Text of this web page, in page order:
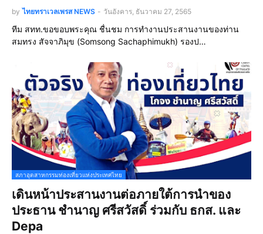
by ไทยทราเวลเพรส NEWS - วันอังคาร, ธันวาคม 27, 2565
ทีม สทท.ขอขอบพระคุณ ชื่นชม การทำงานประสานงานของท่าน
สมทรง สัจจาภิมุข (Somsong Sachaphimukh) รองป…
สภาอุตสาหกรรมท่องเที่ยวแห่งประเทศไทย
เดินหน้าประสานงานต่อภายใต้การนำของ
ประธาน ชำนาญ ศรีสวัสดิ์ ร่วมกับ ธกส. และ
Depa